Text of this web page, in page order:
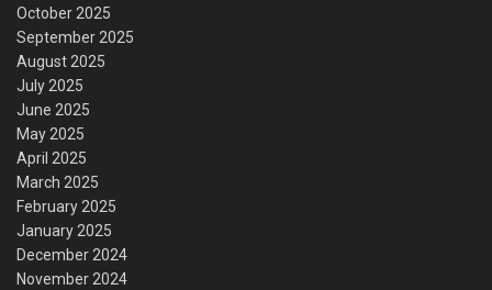
October 2025
September 2025
August 2025
July 2025
June 2025
May 2025
April 2025
March 2025
February 2025
January 2025
December 2024
November 2024